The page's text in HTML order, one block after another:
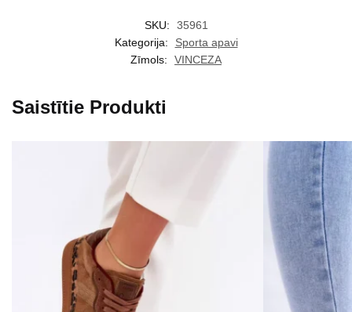
SKU:
35961
Kategorija:
Sporta apavi
Zīmols:
VINCEZA
Saistītie Produkti